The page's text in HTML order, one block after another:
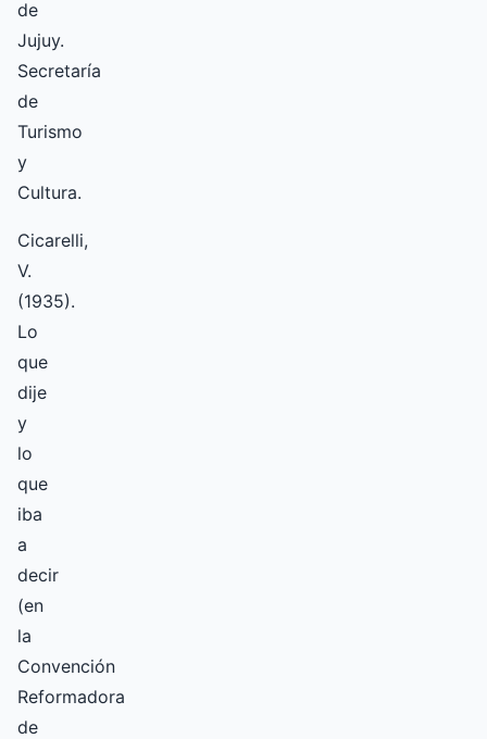
de
Jujuy.
Secretaría
de
Turismo
y
Cultura.
Cicarelli,
V.
(1935).
Lo
que
dije
y
lo
que
iba
a
decir
(en
la
Convención
Reformadora
de